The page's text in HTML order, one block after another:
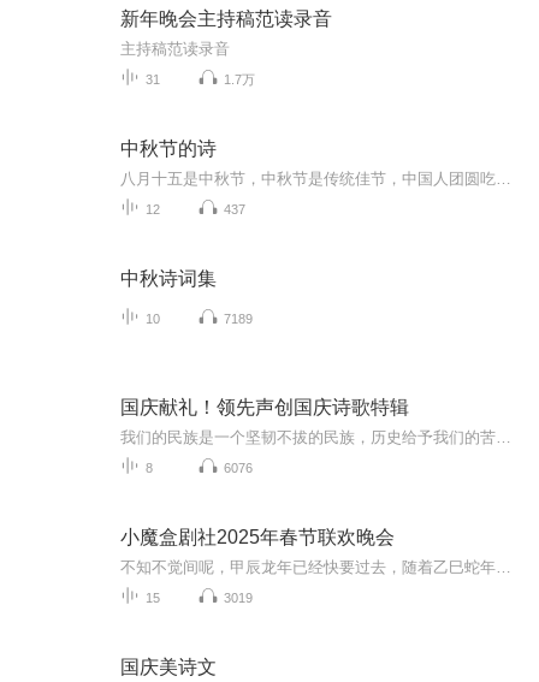
新年晚会主持稿范读录音
主持稿范读录音
31 1.7万
中秋节的诗
12 437
中秋诗词集
10 7189
国庆献礼！领先声创国庆诗歌特辑
8 6076
小魔盒剧社2025年春节联欢晚会
15 3019
国庆美诗文